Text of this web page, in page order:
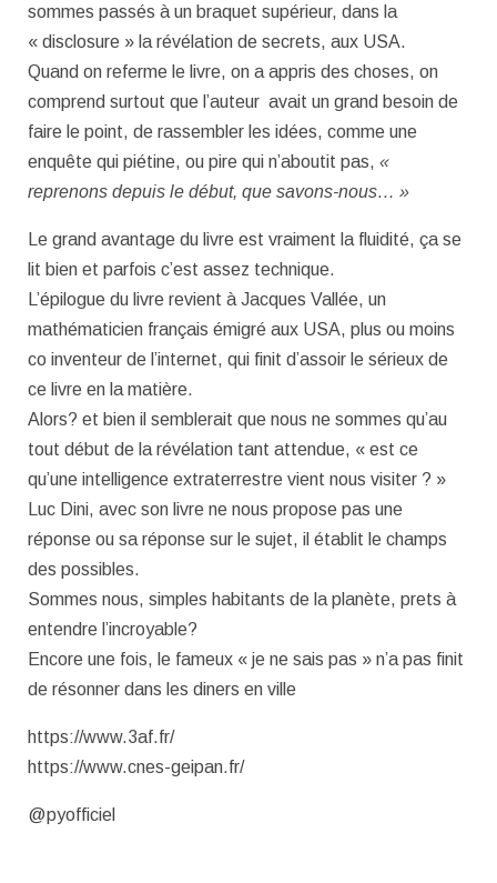
sommes passés à un braquet supérieur, dans la
« disclosure » la révélation de secrets, aux USA.
Quand on referme le livre, on a appris des choses, on
comprend surtout que l’auteur avait un grand besoin de
faire le point, de rassembler les idées, comme une
enquête qui piétine, ou pire qui n’aboutit pas, «
reprenons depuis le début, que savons-nous… »
Le grand avantage du livre est vraiment la fluidité, ça se
lit bien et parfois c’est assez technique.
L’épilogue du livre revient à Jacques Vallée, un
mathématicien français émigré aux USA, plus ou moins
co inventeur de l’internet, qui finit d’assoir le sérieux de
ce livre en la matière.
Alors? et bien il semblerait que nous ne sommes qu’au
tout début de la révélation tant attendue, « est ce
qu’une intelligence extraterrestre vient nous visiter ? »
Luc Dini, avec son livre ne nous propose pas une
réponse ou sa réponse sur le sujet, il établit le champs
des possibles.
Sommes nous, simples habitants de la planète, prets à
entendre l’incroyable?
Encore une fois, le fameux « je ne sais pas » n’a pas finit
de résonner dans les diners en ville
https://www.3af.fr/
https://www.cnes-geipan.fr/
@pyofficiel